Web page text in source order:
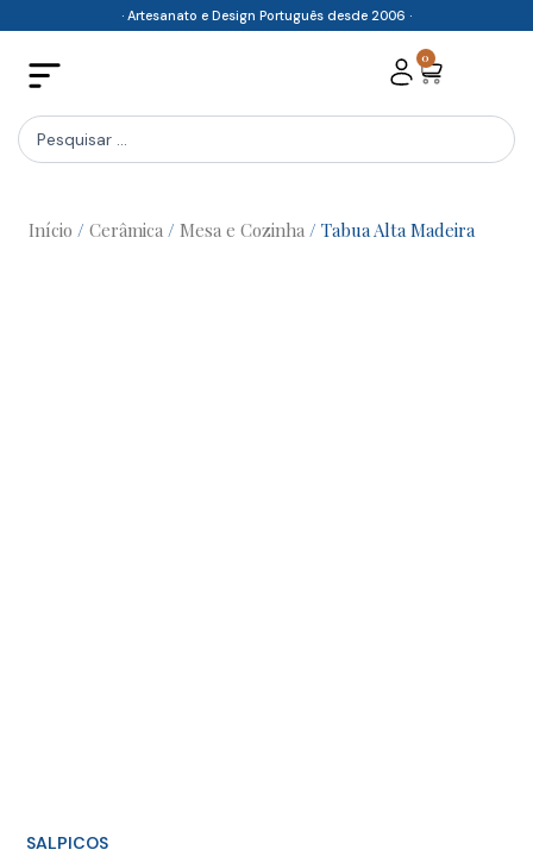
content
· Artesanato e Design Português desde 2006 ·
0
Cart
Search
...
Início / Cerâmica / Mesa e Cozinha / Tabua Alta Madeira
SALPICOS